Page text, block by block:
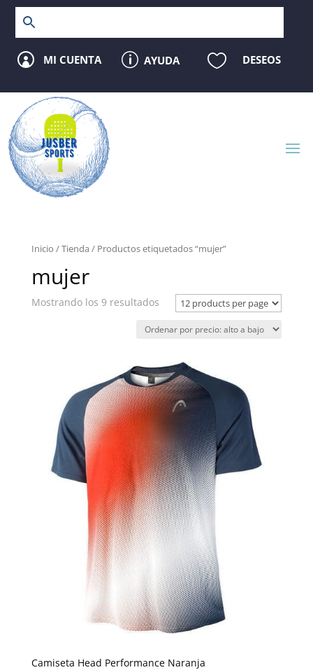
 MI CUENTA p AYUDA  DESEOS
Inicio /Tienda / Productos etiquetados “mujer”
mujer
Mostrando los 9 resultados
Camiseta Head Performance Naranja